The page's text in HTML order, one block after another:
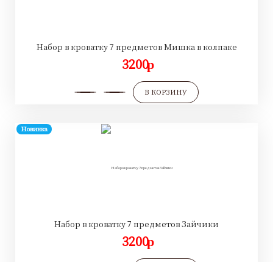
Набор в кроватку 7 предметов Мишка в колпаке
3200p
В КОРЗИНУ
Новинка
Набор в кроватку 7 предметов Зайчики
3200p